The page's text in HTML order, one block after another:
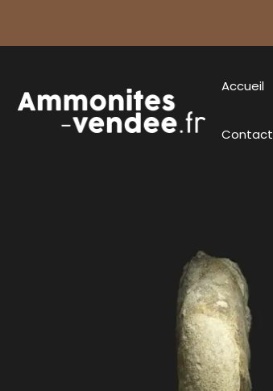
Accueil
Contact